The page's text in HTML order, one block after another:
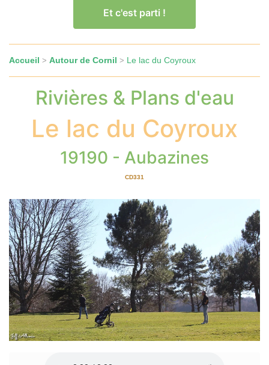
Et c'est parti !
Accueil > Autour de Cornil > Le lac du Coyroux
Rivières & Plans d'eau
Le lac du Coyroux
19190 - Aubazines
CD331